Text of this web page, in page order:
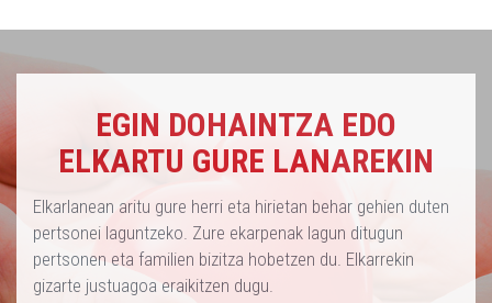
EGIN DOHAINTZA EDO
ELKARTU GURE LANAREKIN
Elkarlanean aritu gure herri eta hirietan behar gehien duten
pertsonei laguntzeko. Zure ekarpenak lagun ditugun
pertsonen eta familien bizitza hobetzen du. Elkarrekin
gizarte justuagoa eraikitzen dugu.